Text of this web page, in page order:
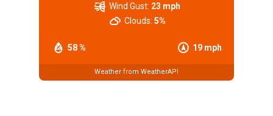
58 % 19 mph
Wind Gust: 23 mph
Clouds: 5%
Weather from WeatherAPI